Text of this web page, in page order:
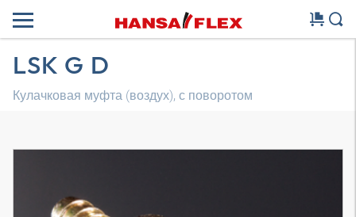
LSK G D
Кулачковая муфта (воздух), с поворотом